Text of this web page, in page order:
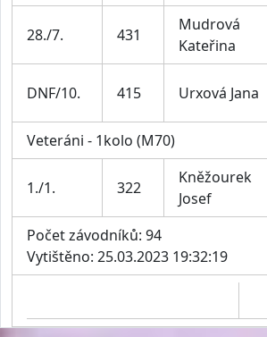
28./7. 431
Mudrová
Kateřina
DNF/10. 415 Urxová Jana
Veteráni - 1kolo (M70)
1./1. 322
Kněžourek
Josef
Počet závodníků: 94
Vytištěno: 25.03.2023 19:32:19